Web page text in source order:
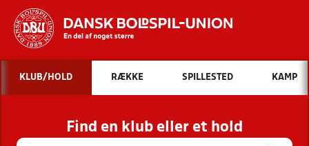
Hvad vil du søge efter?
INDHOLD OG NYHEDER
STILLINGER, RESULTATER, KLUBBER OG
HOLD
KLUB/HOLD RÆKKE SPILLESTED KAMP
Find en klub eller et hold